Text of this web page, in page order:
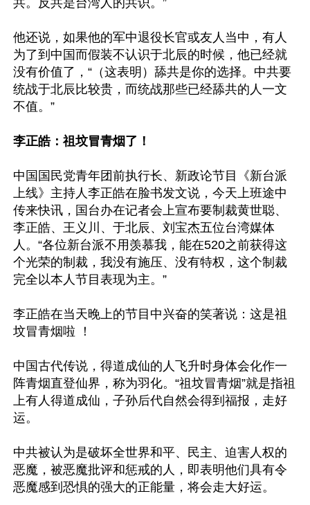
共。反共是台湾人的共识。”
他还说，如果他的军中退役长官或友人当中，有人
为了到中国而假装不认识于北辰的时候，他已经就
没有价值了，“（这表明）舔共是你的选择。中共要
统战于北辰比较贵，而统战那些已经舔共的人一文
不值。”
李正皓：祖坟冒青烟了！
中国国民党青年团前执行长、新政论节目《新台派
上线》主持人李正皓在脸书发文说，今天上班途中
传来快讯，国台办在记者会上宣布要制裁黄世聪、
李正皓、王义川、于北辰、刘宝杰五位台湾媒体
人。“各位新台派不用羡慕我，能在520之前获得这
个光荣的制裁，我没有施压、没有特权，这个制裁
完全以本人节目表现为主。”
李正皓在当天晚上的节目中兴奋的笑著说：这是祖
坟冒青烟啦 ！
中国古代传说，得道成仙的人飞升时身体会化作一
阵青烟直登仙界，称为羽化。“祖坟冒青烟”就是指祖
上有人得道成仙，子孙后代自然会得到福报，走好
运。
中共被认为是破坏全世界和平、民主、迫害人权的
恶魔，被恶魔批评和惩戒的人，即表明他们具有令
恶魔感到恐惧的强大的正能量，将会走大好运。